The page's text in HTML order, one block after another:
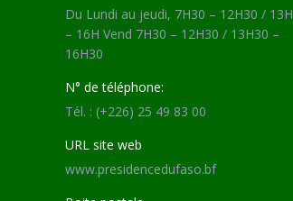
Du Lundi au jeudi, 7H30 – 12H30 / 13H
– 16H Vend 7H30 – 12H30 / 13H30 –
16H30
N° de téléphone:
Tél. : (+226) 25 49 83 00
URL site web
www.presidencedufaso.bf